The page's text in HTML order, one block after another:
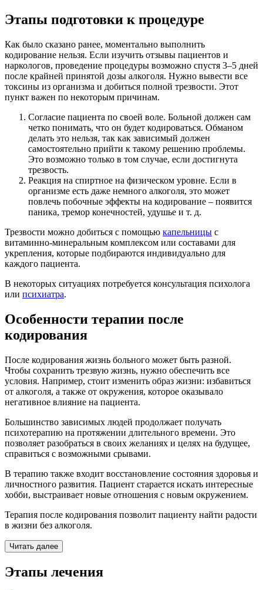
Этапы подготовки к процедуре
Как было сказано ранее, моментально выполнить
кодирование нельзя. Если изучить отзывы пациентов и
наркологов, проведение процедуры возможно спустя 3–5 дней
после крайней принятой дозы алкоголя. Нужно вывести все
токсины из организма и добиться полной трезвости. Этот
пункт важен по некоторым причинам.
Согласие пациента по своей воле. Больной должен сам
четко понимать, что он будет кодироваться. Обманом
делать это нельзя, так как зависимый должен
самостоятельно прийти к такому решению проблемы.
Это возможно только в том случае, если достигнута
трезвость.
Реакция на спиртное на физическом уровне. Если в
организме есть даже немного алкоголя, это может
повлечь побочные эффекты на кодирование – появится
паника, тремор конечностей, удушье и т. д.
Трезвости можно добиться с помощью капельницы с
витаминно-минеральным комплексом или составами для
укрепления, которые подбираются индивидуально для
каждого пациента.
В некоторых ситуациях потребуется консультация психолога
или психиатра.
Особенности терапии после
кодирования
После кодирования жизнь больного может быть разной.
Чтобы сохранить трезвую жизнь, нужно обеспечить все
условия. Например, стоит изменить образ жизни: избавиться
от алкоголя, а также от окружения, которое оказывало
негативное влияние на пациента.
Большинство зависимых людей продолжает получать
психотерапию на протяжении длительного времени. Это
позволяет разобраться в своих желаниях и целях на будущее,
справиться с возможными срывами.
В терапию также входит восстановление состояния здоровья и
личностного развития. Пациент старается искать интересные
хобби, выстраивает новые отношения с новым окружением.
Терапия после кодирования позволит пациенту найти радости
в жизни без алкоголя.
Читать далее
Этапы лечения